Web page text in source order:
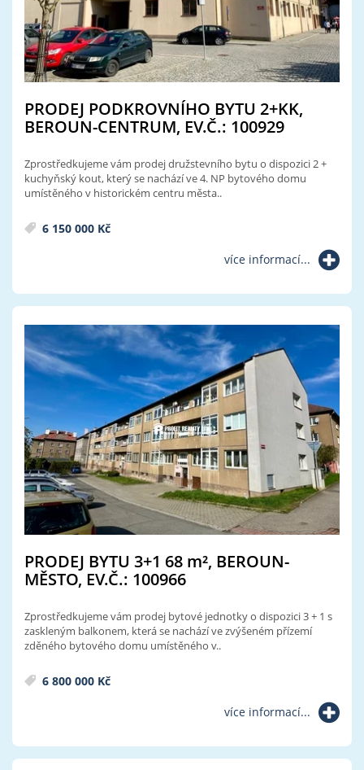
PRODEJ PODKROVNÍHO BYTU 2+KK,
BEROUN-CENTRUM, EV.Č.: 100929
Zprostředkujeme vám prodej družstevního bytu o dispozici 2 +
kuchyňský kout, který se nachází ve 4. NP bytového domu
umístěného v historickém centru města..
6 150 000 Kč
více informací...
PRODEJ BYTU 3+1 68 m², BEROUN-
MĚSTO, EV.Č.: 100966
Zprostředkujeme vám prodej bytové jednotky o dispozici 3 + 1 s
zaskleným balkonem, která se nachází ve zvýšeném přízemí
zděného bytového domu umístěného v..
6 800 000 Kč
více informací...